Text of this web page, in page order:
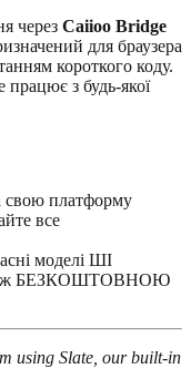
через Caiioo Bridge
для браузера
короткого коду.
працює з будь-якої
свою платформу
все
моделі ШІ
між БЕЗКОШТОВНОЮ
using Slate, our built-in